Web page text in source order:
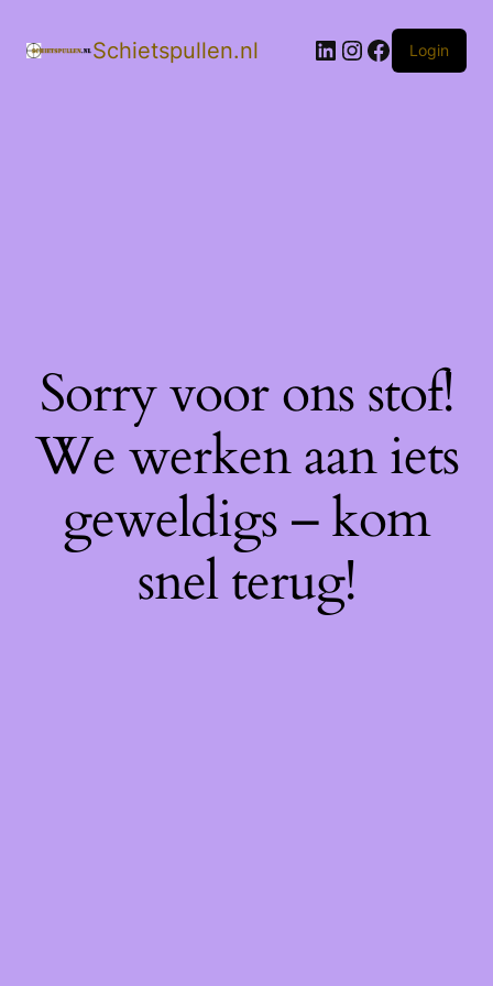
Schietspullen.nl LinkedIn
Instagram
Facebook
Login
Sorry voor ons stof!
We werken aan iets
geweldigs – kom
snel terug!